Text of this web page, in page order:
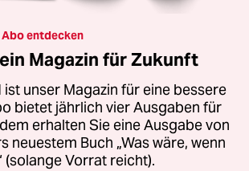
Abo entdecken
Magazin für Zukunft
ist unser Magazin für eine bessere
bietet jährlich vier Ausgaben für
erhalten Sie eine Ausgabe von
neuestem Buch „Was wäre, wenn
(solange Vorrat reicht).